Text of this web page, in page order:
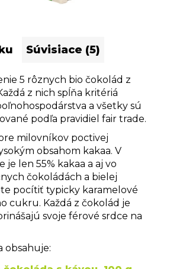
Súvisiace (5)
5 rôznych bio čokolád z
z nich spĺňa kritériá
a všetky sú
podľa pravidiel fair trade.
milovníkov poctivej
obsahom kakaa. V
je len 55% kakaa a aj vo
čokoládách a bielej
pocítiť typicky karamelové
cukru. Každá z čokolád je
svoje férové srdce na
obsahuje: